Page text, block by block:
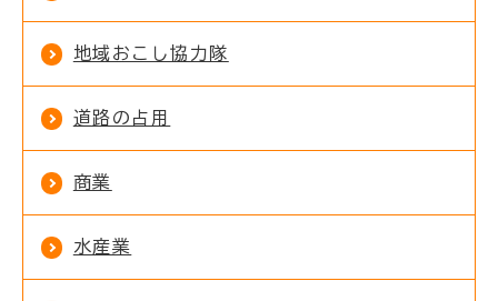
地域おこし協力隊
道路の占用
商業
水産業